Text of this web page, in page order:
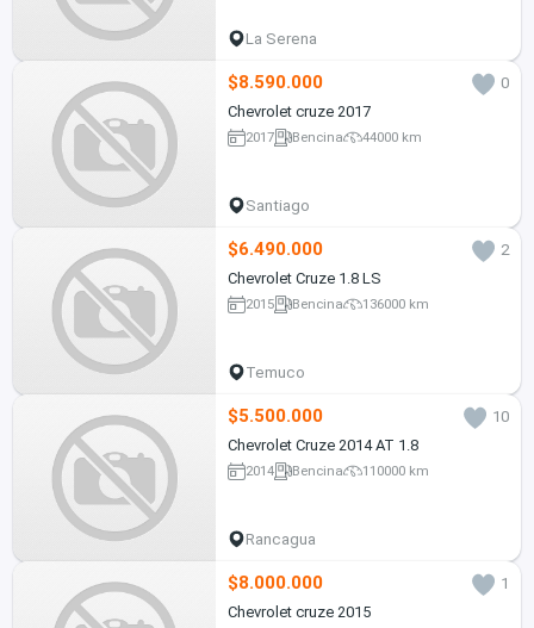
La Serena
$8.590.000
0
Chevrolet cruze 2017
2017 Bencina 44000 km
Santiago
$6.490.000
2
Chevrolet Cruze 1.8 LS
2015 Bencina 136000 km
Temuco
$5.500.000
10
Chevrolet Cruze 2014 AT 1.8
2014 Bencina 110000 km
Rancagua
$8.000.000
1
Chevrolet cruze 2015